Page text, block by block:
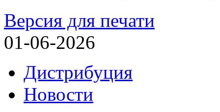
Версия для печати
01-06-2026
Дистрибуция
Новости